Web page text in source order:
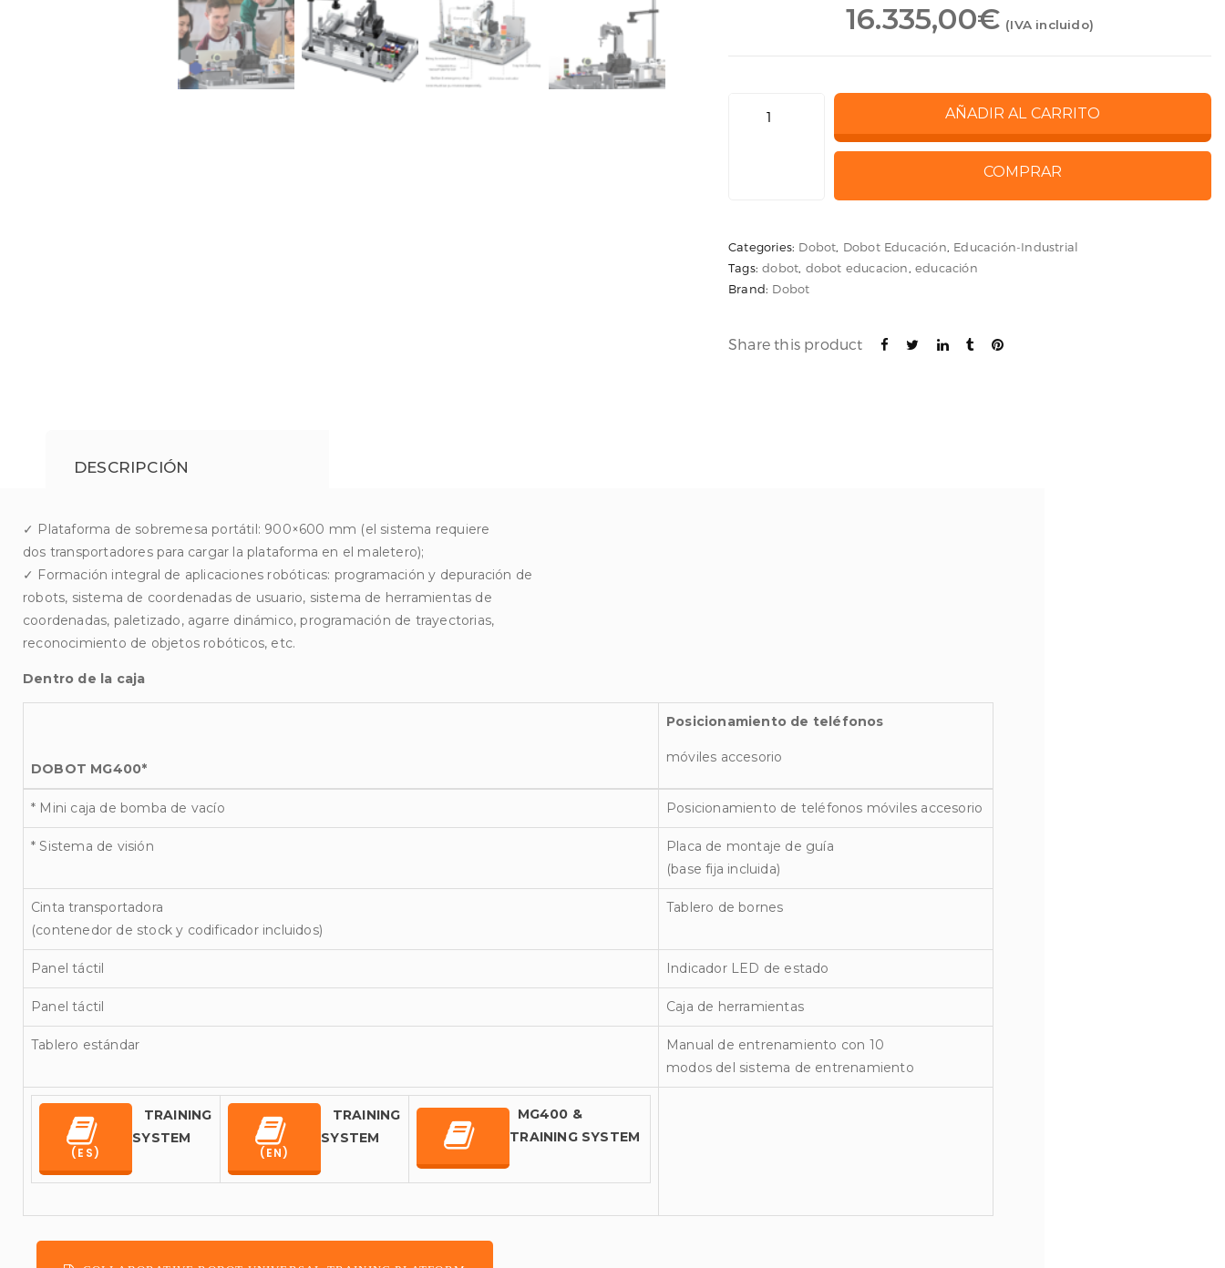
16.335,00€ (IVA incluido)
cantidad
AÑADIR AL CARRITO
COMPRAR
Categories: Dobot Dobot Educación Educación-Industrial
Tags:dobot dobot educacion educación
Brand: Dobot
Share this product
DESCRIPCIÓN
✓ Plataforma de sobremesa portátil: 900×600 mm (el sistema requiere
dos transportadores para cargar la plataforma en el maletero);
✓ Formación integral de aplicaciones robóticas: programación y depuración de
robots, sistema de coordenadas de usuario, sistema de herramientas de
coordenadas, paletizado, agarre dinámico, programación de trayectorias,
reconocimiento de objetos robóticos, etc.
Dentro de la caja
DOBOT MG400*
Posicionamiento de teléfonos
móviles accesorio
* Mini caja de bomba de vacío Posicionamiento de teléfonos móviles accesorio
* Sistema de visión
Placa de montaje de guía
(base fija incluida)
Cinta transportadora
(contenedor de stock y codificador incluidos)
Tablero de bornes
Panel táctil Indicador LED de estado
Panel táctil Caja de herramientas
Tablero estándar
Manual de entrenamiento con 10
modos del sistema de entrenamiento
(ES)
TRAINING
SYSTEM
(EN)
TRAINING
SYSTEM
MG400 &
TRAINING SYSTEM